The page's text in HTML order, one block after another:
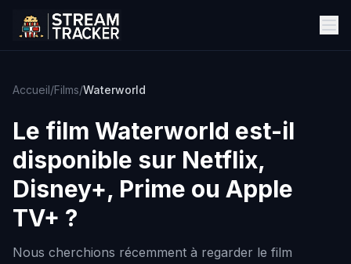
Accueil/Films/Waterworld
Le film Waterworld est-il
disponible sur Netflix,
Disney+, Prime ou Apple
TV+ ?
Nous cherchions récemment à regarder le film